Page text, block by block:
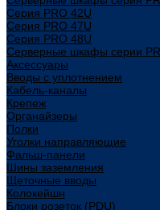
Серия PRO 42U
Серия PRO 47U
Серия PRO 48U
Серверные шкафы серии
Аксессуары
Вводы с уплотнением
Кабель-каналы
Крепеж
Органайзеры
Полки
Уголки направляющие
Фальш-панели
Шины заземления
Щеточные вводы
Колокейшн
Блоки розеток (PDU)